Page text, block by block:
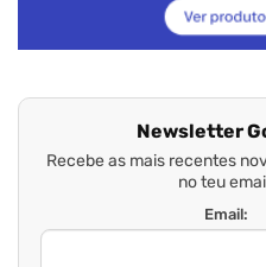
Newsletter
Recebe as mais recentes
no teu
Email: